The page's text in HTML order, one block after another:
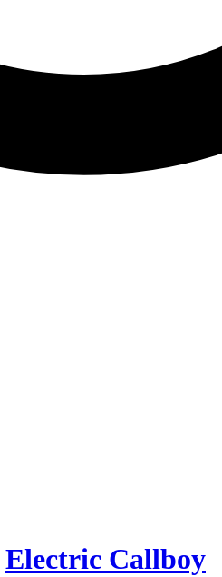
Electric Callboy